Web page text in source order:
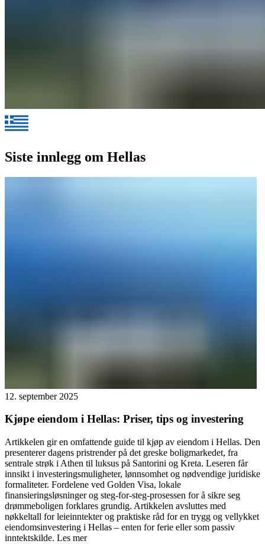
Siste innlegg om Hellas
12. september 2025
Kjøpe eiendom i Hellas: Priser, tips og investering
Artikkelen gir en omfattende guide til kjøp av eiendom i Hellas. Den
presenterer dagens pristrender på det greske boligmarkedet, fra
sentrale strøk i Athen til luksus på Santorini og Kreta. Leseren får
innsikt i investeringsmuligheter, lønnsomhet og nødvendige juridiske
formaliteter. Fordelene ved Golden Visa, lokale
finansieringsløsninger og steg-for-steg-prosessen for å sikre seg
drømmeboligen forklares grundig. Artikkelen avsluttes med
nøkkeltall for leieinntekter og praktiske råd for en trygg og vellykket
eiendomsinvestering i Hellas – enten for ferie eller som passiv
inntektskilde. Les mer